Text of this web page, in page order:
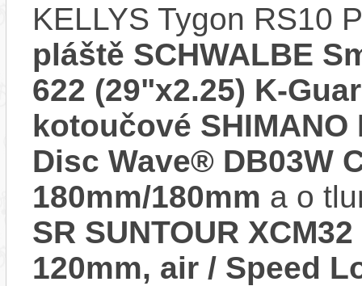
KELLYS Tygon RS10
pláště SCHWALBE
622 (29"x2.25) K-
kotoučové SHIMANO
Disc Wave® DB03W
180mm/180mm a o
SR SUNTOUR
120mm, air / Speed